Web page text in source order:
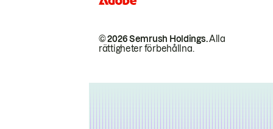
© 2026 Semrush Holdings.Alla
rättigheter förbehållna.